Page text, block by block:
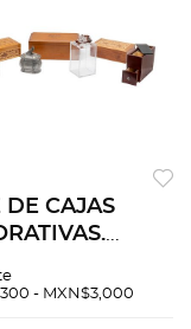
DE CAJAS
SIGLO
- MXN$3,000